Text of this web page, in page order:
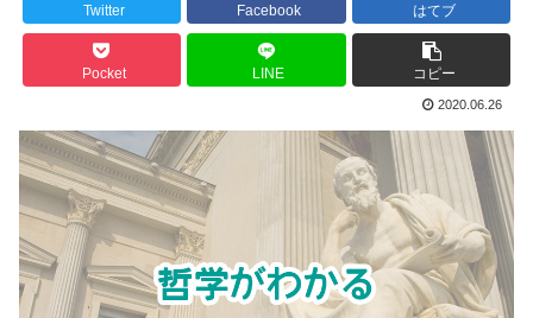
Twitter Facebook はてブ
Pocket LINE コピー
2020.06.26